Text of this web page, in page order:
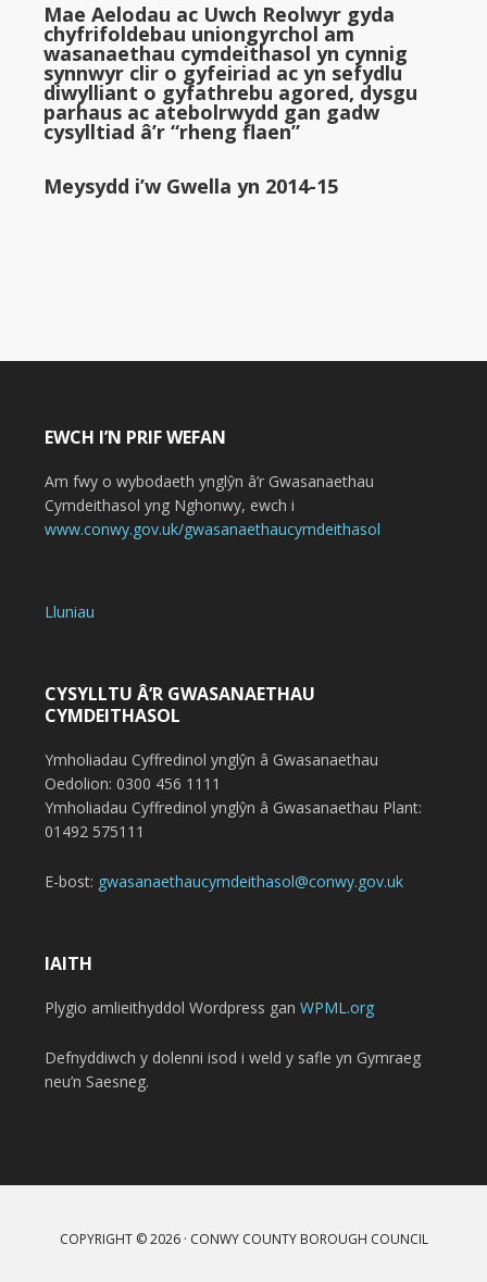
Mae Aelodau ac Uwch Reolwyr gyda
chyfrifoldebau uniongyrchol am
wasanaethau cymdeithasol yn cynnig
synnwyr clir o gyfeiriad ac yn sefydlu
diwylliant o gyfathrebu agored, dysgu
parhaus ac atebolrwydd gan gadw
cysylltiad â’r “rheng flaen”
Meysydd i’w Gwella yn 2014-15
EWCH I’N PRIF WEFAN
Am fwy o wybodaeth ynglŷn â’r Gwasanaethau
Cymdeithasol yng Nghonwy, ewch i
www.conwy.gov.uk/gwasanaethaucymdeithasol
Lluniau
CYSYLLTU Â’R GWASANAETHAU
CYMDEITHASOL
Ymholiadau Cyffredinol ynglŷn â Gwasanaethau
Oedolion: 0300 456 1111
Ymholiadau Cyffredinol ynglŷn â Gwasanaethau Plant:
01492 575111
E-bost: gwasanaethaucymdeithasol@conwy.gov.uk
IAITH
Plygio amlieithyddol Wordpress gan WPML.org
Defnyddiwch y dolenni isod i weld y safle yn Gymraeg
neu’n Saesneg.
COPYRIGHT © 2026 · CONWY COUNTY BOROUGH COUNCIL